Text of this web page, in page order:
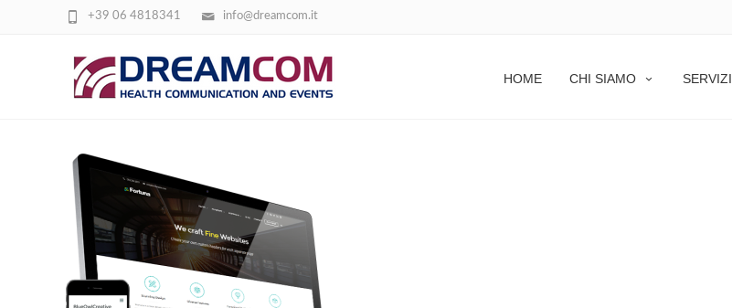
info@dreamcom.it
+39 06 4818341
HOME CHI SIAMO SERVIZI
FORTUNA_SCREEN